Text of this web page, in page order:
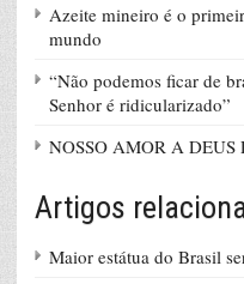
Azeite mineiro é o
mundo
“Não podemos ficar de
Senhor é ridicularizado”
NOSSO AMOR A
Artigos
Maior estátua do Brasil